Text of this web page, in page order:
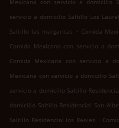
Mexicana con servicio a domicilio
servicio a domicilio Saltillo Los
Saltillo las margaritas . Comida
Comida Mexicana con servicio a
Comida Mexicana con servicio a
Mexicana con servicio a domicilio
servicio a domicilio Saltillo
domicilio Saltillo Residencial San
Saltillo Residencial los Reales .